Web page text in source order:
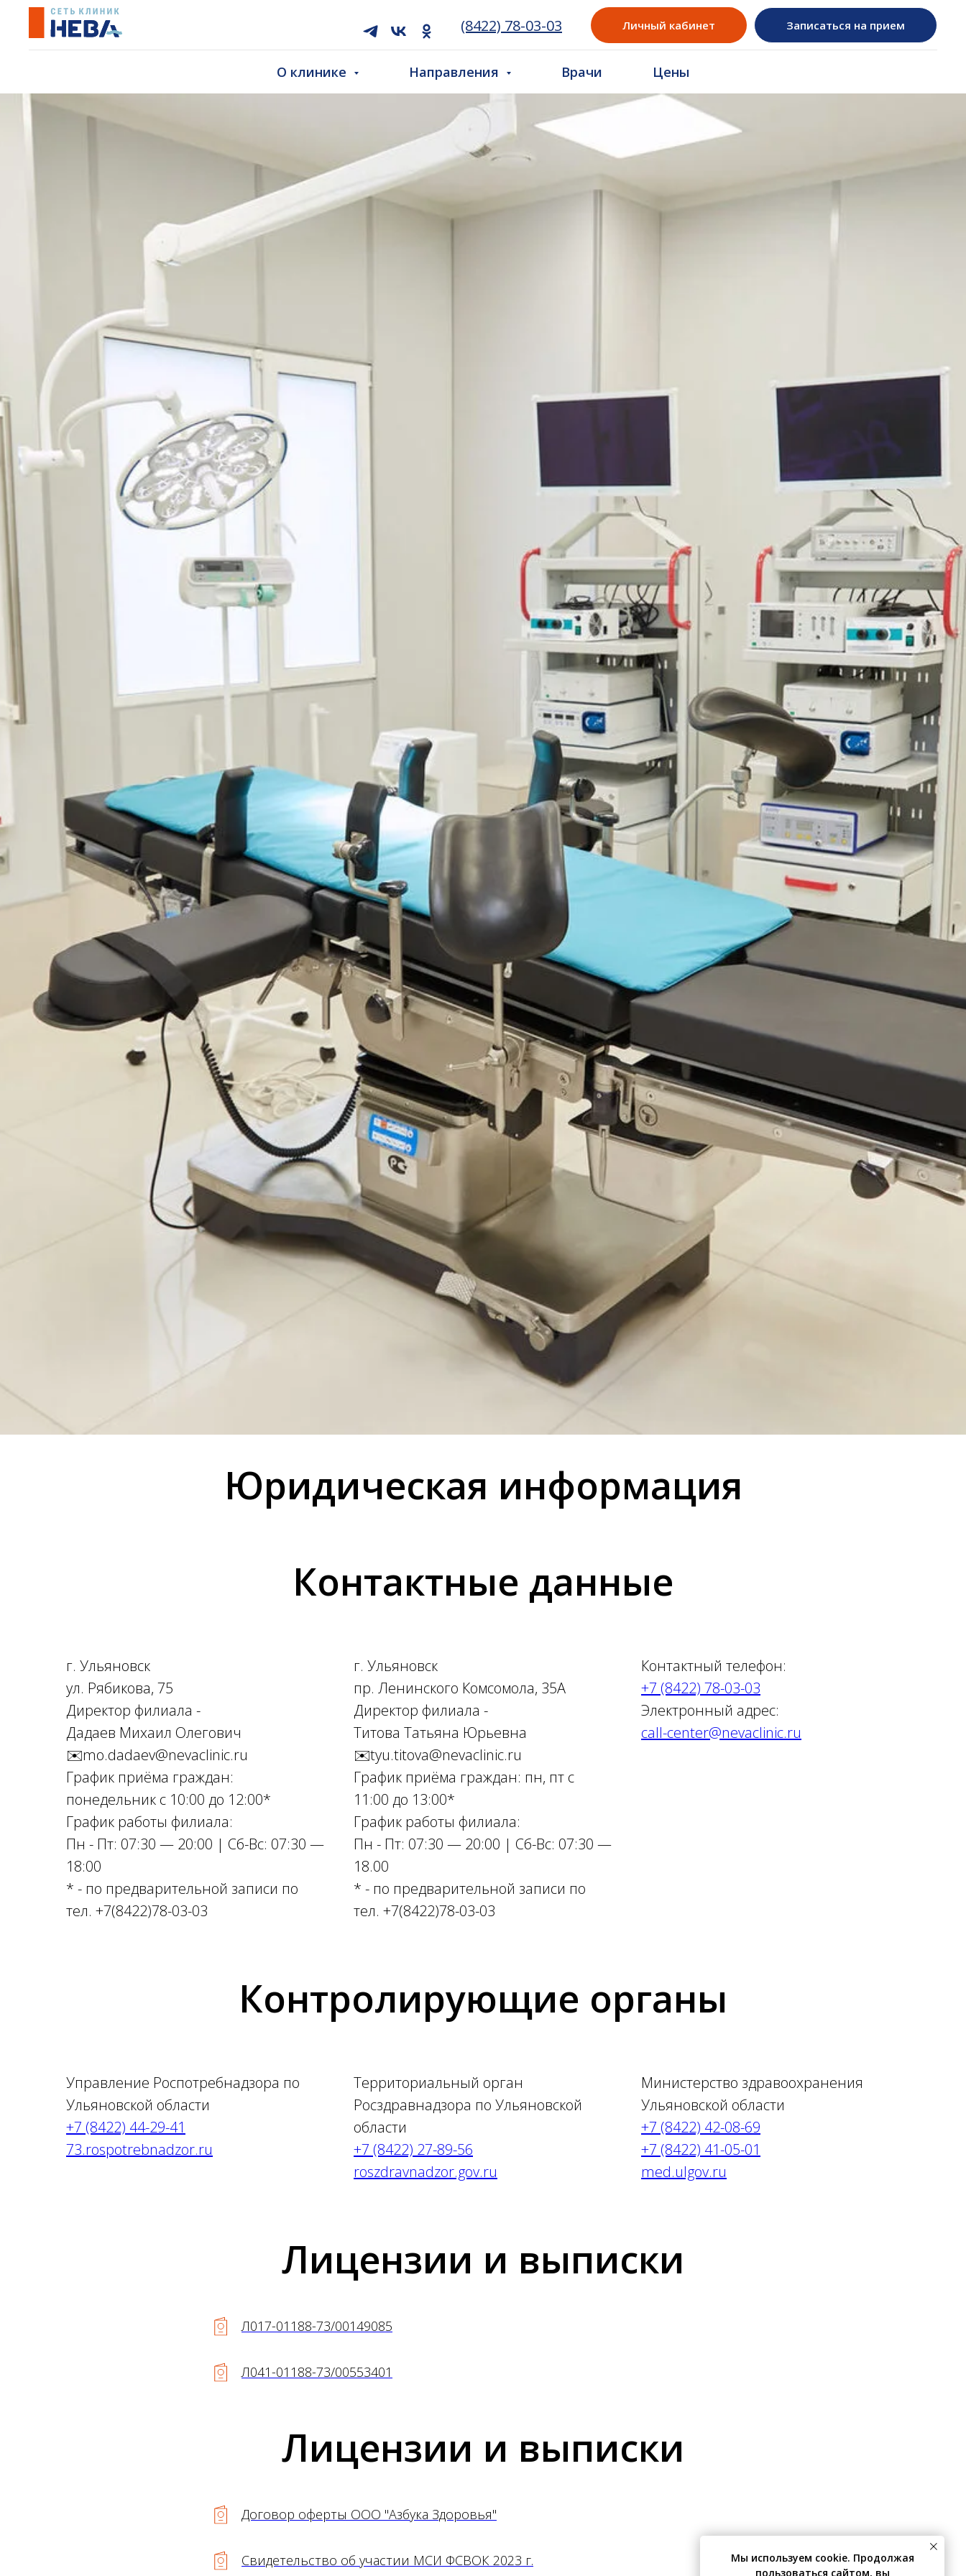
(8422) 78-03-03 Личный кабинет Записаться на прием
О клинике Направления Врачи Цены
Юридическая информация
Контактные данные
г. Ульяновск
ул. Рябикова, 75
Директор филиала -
Дадаев Михаил Олегович
✉️mo.dadaev@nevaclinic.ru
График приёма граждан:
понедельник с 10:00 до 12:00*
График работы филиала:
Пн - Пт: 07:30 — 20:00 | Cб-Вс: 07:30 —
18:00
* - по предварительной записи по
тел. +7(8422)78-03-03
г. Ульяновск
пр. Ленинского Комсомола, 35А
Директор филиала -
Титова Татьяна Юрьевна
✉️tyu.titova@nevaclinic.ru
График приёма граждан: пн, пт с
11:00 до 13:00*
График работы филиала:
Пн - Пт: 07:30 — 20:00 | Сб-Вс: 07:30 —
18.00
* - по предварительной записи по
тел. +7(8422)78-03-03
Контактный телефон:
+7 (8422) 78-03-03
Электронный адрес:
call-center@nevaclinic.ru
Контролирующие органы
Управление Роспотребнадзора по
Ульяновской области
+7 (8422) 44-29-41
73.rospotrebnadzor.ru
Территориальный орган
Росздравнадзора по Ульяновской
области
+7 (8422) 27-89-56
roszdravnadzor.gov.ru
Министерство здравоохранения
Ульяновской области
+7 (8422) 42-08-69
+7 (8422) 41-05-01
med.ulgov.ru
Лицензии и выписки
Л017-01188-73/00149085
Л041-01188-73/00553401
Лицензии и выписки
Договор оферты ООО "Азбука Здоровья"
Свидетельство об участии МСИ ФСВОК 2023 г.
Мы используем cookie. Продолжая
пользоваться сайтом, вы